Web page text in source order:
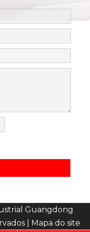
Guangdong
| Mapa do site